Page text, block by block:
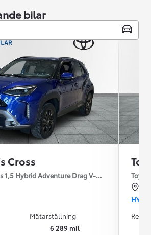
bilar
Cross
1,5 Hybrid Adventure Drag V-Hjul
Mätarställning
6 289 mil